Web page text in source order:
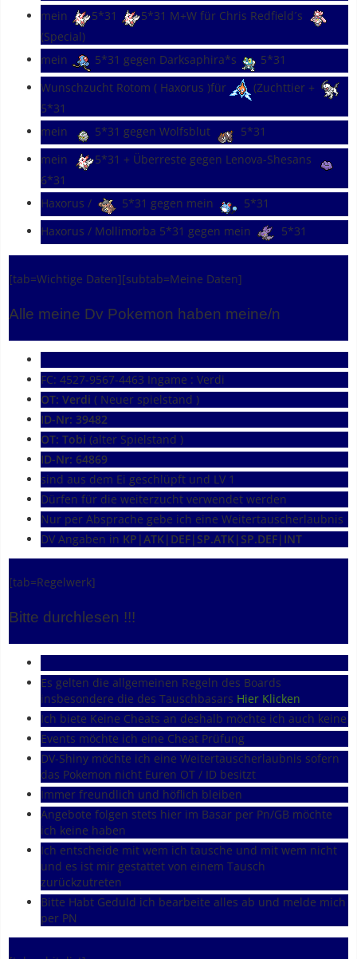
mein
5*31
5*31 M+W für Chris Redfield´s
(Special)
mein
5*31 gegen Darksaphira*s
5*31
Wunschzucht Rotom ( Haxorus )für
(Zuchttier +
5*31
mein
5*31 gegen Wolfsblut
5*31
mein
5*31 + Überreste gegen Lenova-Shesans
6*31
Haxorus /
5*31 gegen mein
5*31
Haxorus / Mollimorba 5*31 gegen mein
5*31
[tab=Wichtige Daten][subtab=Meine Daten]
Alle meine Dv Pokemon haben meine/n
FC: 4527-9567-4463 Ingame : Verdi
OT: Verdi ( Neuer spielstand )
ID-Nr: 39482
OT: Tobi (alter Spielstand )
ID-Nr: 64869
sind aus dem Ei geschlüpft und LV 1
Dürfen für die weiterzucht verwendet werden
Nur per Absprache gebe ich eine Weitertauscherlaubnis
DV Angaben in KP|ATK|DEF|SP.ATK|SP.DEF|INT
[tab=Regelwerk]
Bitte durchlesen !!!
Es gelten die allgemeinen Regeln des Boards
insbesondere die des Tauschbasars Hier Klicken
Ich biete Keine Cheats an deshalb möchte ich auch keine
Events möchte ich eine Cheat Prüfung
DV-Shiny möchte ich eine Weitertauscherlaubnis sofern
das Pokemon nicht Euren OT / ID besitzt
Immer freundlich und höflich bleiben
Angebote folgen stets hier im Basar per Pn/GB möchte
ich keine haben
Ich entscheide mit wem ich tausche und mit wem nicht
und es ist mir gestattet von einem Tausch
zurückzutreten
Bitte Habt Geduld ich bearbeite alles ab und melde mich
per PN